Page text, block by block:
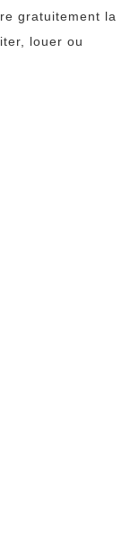
gratuitement la
louer ou